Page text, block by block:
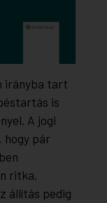
irányba tart
is
A jogi
hogy pár
ritka,
állítás pedig